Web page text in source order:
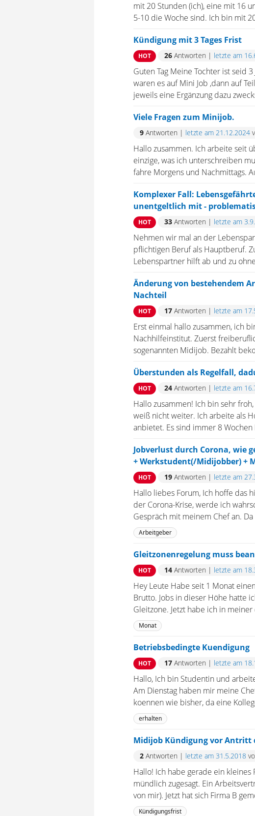
mit 20 Stunden (ich), eine mit 16
5-10 die Woche sind. Ich bin mit
Kündigung mit 3 Tages Frist
HOT 26 Antworten | letzte am
Guten Tag Meine Tochter ist seid
waren es auf Mini Job ,dann auf
jeweils eine Ergänzung dazu
Viele Fragen zum Minijob.
9 Antworten | letzte am 21.12.2024
Hallo zusammen. Ich arbeite seit
einzige, was ich unterschreiben
fahre Morgens und Nachmittags.
Komplexer Fall:
unentgeltlich mit -
HOT 33 Antworten | letzte am
Nehmen wir mal an der
pflichtigen Beruf als Hauptberuf.
Lebenspartner hilft ab und zu
Änderung von bestehendem
Nachteil
HOT 17 Antworten | letzte am
Erst einmal hallo zusammen, ich
Nachhilfeinstitut. Zuerst
sogenannten Midijob. Bezahlt
Überstunden als Regelfall,
HOT 24 Antworten | letzte am
Hallo zusammen! Ich bin sehr
weiß nicht weiter. Ich arbeite als
anbietet. Es sind immer 8 Wochen
Jobverlust durch Corona,
+ Werkstudent(/Midijobber) +
HOT 19 Antworten | letzte am
Hallo liebes Forum, Ich hoffe das
der Corona-Krise, werde ich
Gespräch mit meinem Chef an.
Arbeitgeber
Gleitzonenregelung muss
HOT 14 Antworten | letzte am
Hey Leute Habe seit 1 Monat
Brutto. Jobs in dieser Höhe hatte
Gleitzone. Jetzt habe ich in
Monat
Betriebsbedingte Kuendigung
HOT 17 Antworten | letzte am
Hallo, Ich bin Studentin und
Am Dienstag haben mir meine
koennen wie bisher, da eine
erhalten
Midijob Kündigung vor Antritt
2 Antworten | letzte am 31.5.2018
Hallo! Ich habe gerade ein
mündlich zugesagt. Ein
von mir). Jetzt hat sich Firma B
Kündigungsfrist